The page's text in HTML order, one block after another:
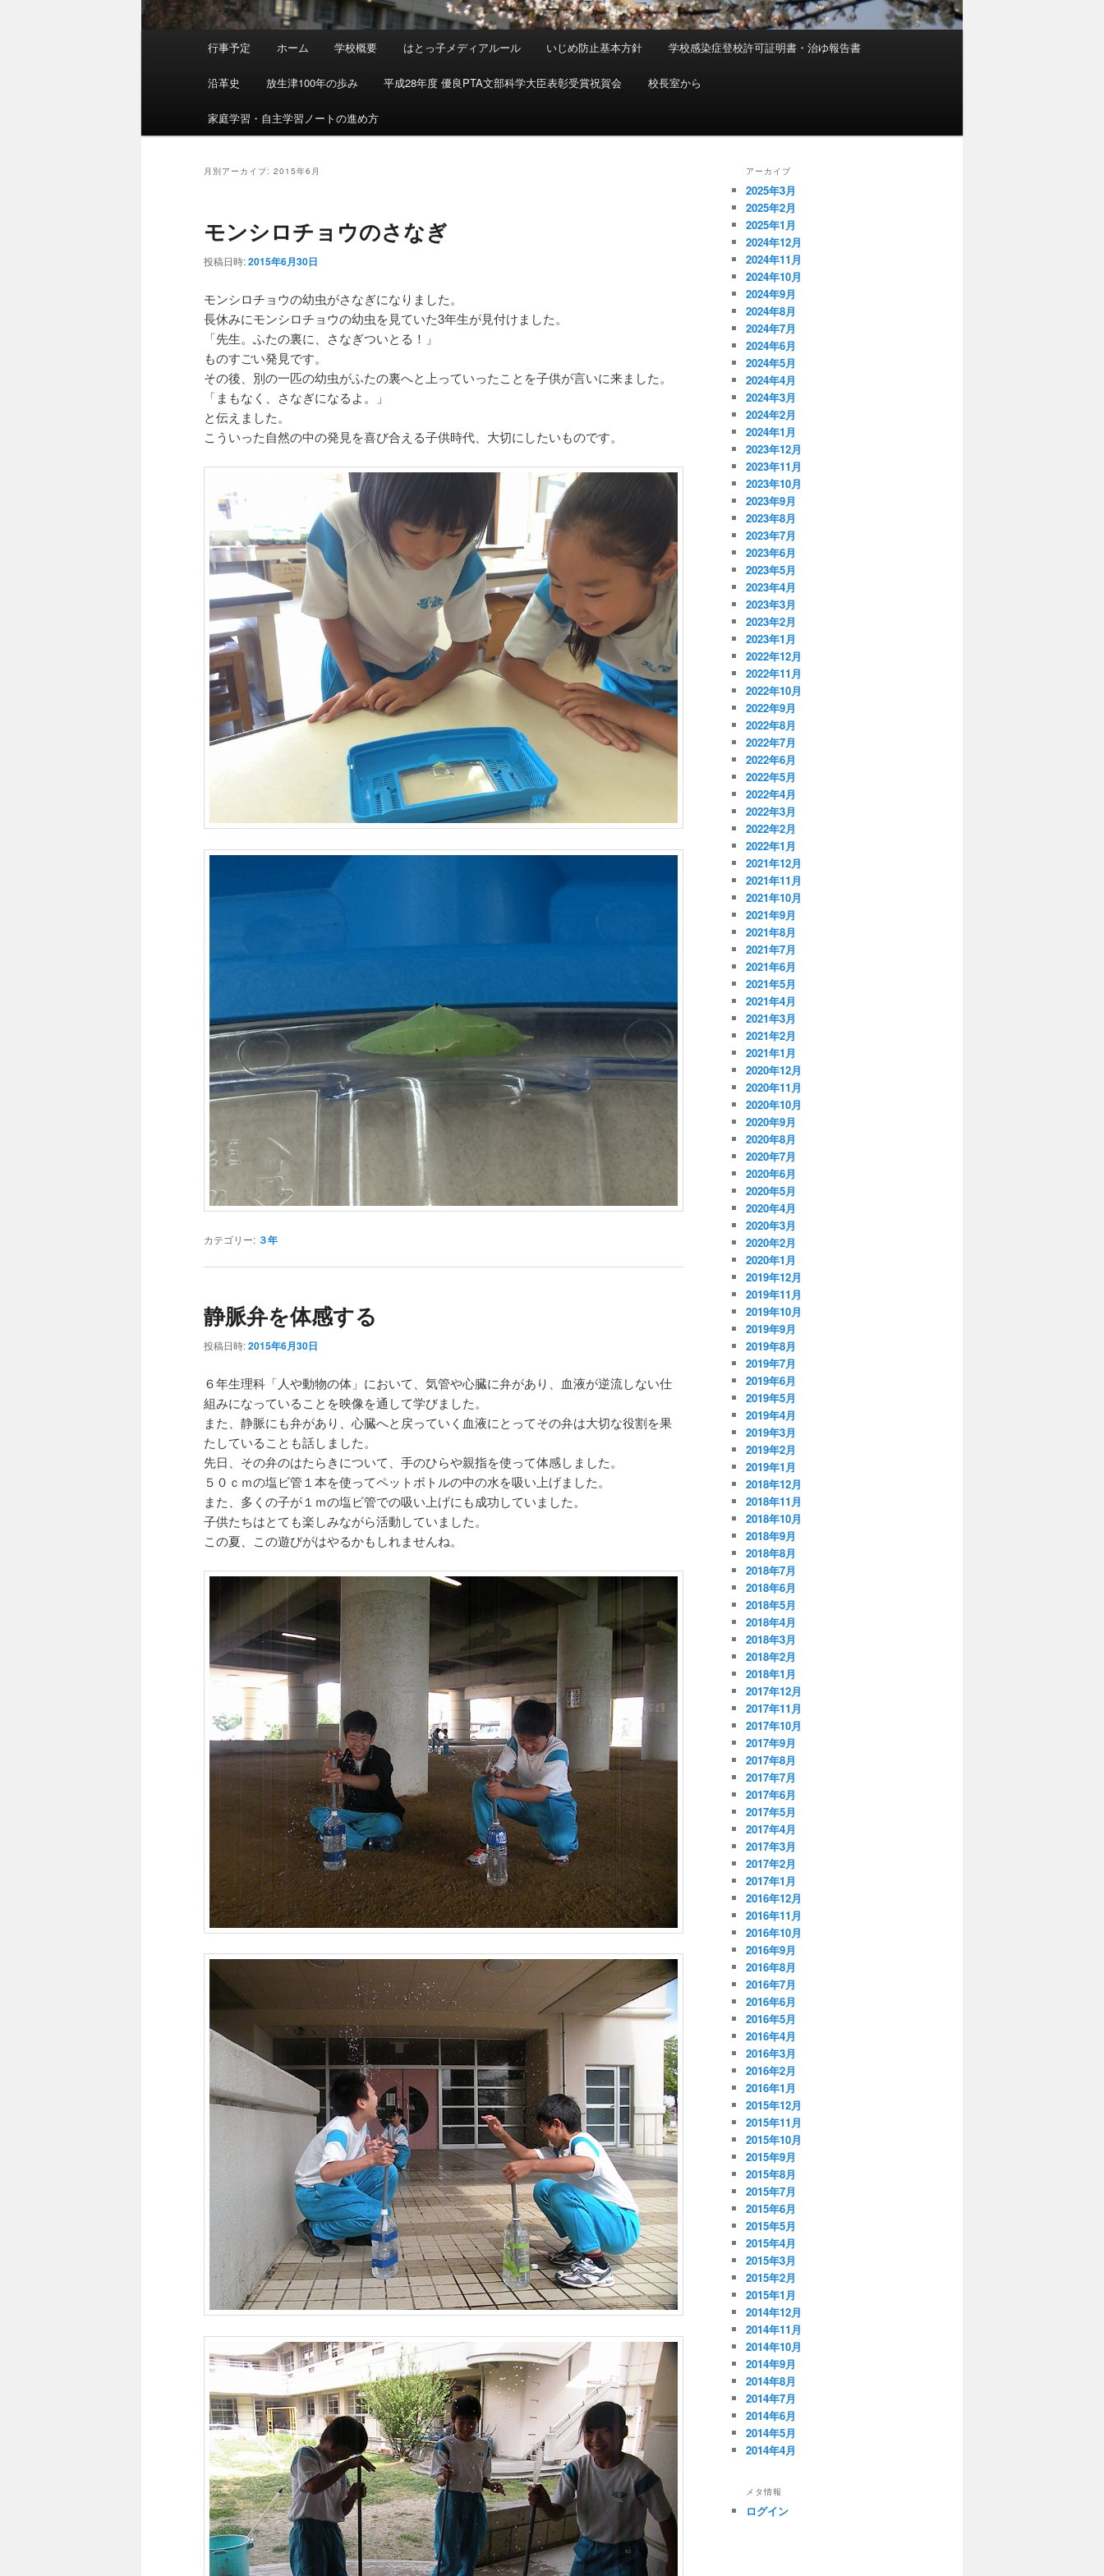
ュ
行事予定 ホーム 学校概要 はとっ子メディアルール いじめ防止基本方針 学校感染症登校許可証明書・治ゆ報告書
沿革史 放生津100年の歩み 平成28年度 優良PTA文部科学大臣表彰受賞祝賀会 校長室から
家庭学習・自主学習ノートの進め方
月別アーカイブ: 2015年6月
モンシロチョウのさなぎ
投稿日時:2015年6月30日
モンシロチョウの幼虫がさなぎになりました。
長休みにモンシロチョウの幼虫を見ていた3年生が見付けました。
「先生。ふたの裏に、さなぎついとる！」
ものすごい発見です。
その後、別の一匹の幼虫がふたの裏へと上っていったことを子供が言いに来ました。
「まもなく、さなぎになるよ。」
と伝えました。
こういった自然の中の発見を喜び合える子供時代、大切にしたいものです。
カテゴリー: ３年
静脈弁を体感する
投稿日時:2015年6月30日
６年生理科「人や動物の体」において、気管や心臓に弁があり、血液が逆流しない仕
組みになっていることを映像を通して学びました。
また、静脈にも弁があり、心臓へと戻っていく血液にとってその弁は大切な役割を果
たしていることも話しました。
先日、その弁のはたらきについて、手のひらや親指を使って体感しました。
５０ｃｍの塩ビ管１本を使ってペットボトルの中の水を吸い上げました。
また、多くの子が１ｍの塩ビ管での吸い上げにも成功していました。
子供たちはとても楽しみながら活動していました。
この夏、この遊びがはやるかもしれませんね。
アーカイブ
2025年3月
2025年2月
2025年1月
2024年12月
2024年11月
2024年10月
2024年9月
2024年8月
2024年7月
2024年6月
2024年5月
2024年4月
2024年3月
2024年2月
2024年1月
2023年12月
2023年11月
2023年10月
2023年9月
2023年8月
2023年7月
2023年6月
2023年5月
2023年4月
2023年3月
2023年2月
2023年1月
2022年12月
2022年11月
2022年10月
2022年9月
2022年8月
2022年7月
2022年6月
2022年5月
2022年4月
2022年3月
2022年2月
2022年1月
2021年12月
2021年11月
2021年10月
2021年9月
2021年8月
2021年7月
2021年6月
2021年5月
2021年4月
2021年3月
2021年2月
2021年1月
2020年12月
2020年11月
2020年10月
2020年9月
2020年8月
2020年7月
2020年6月
2020年5月
2020年4月
2020年3月
2020年2月
2020年1月
2019年12月
2019年11月
2019年10月
2019年9月
2019年8月
2019年7月
2019年6月
2019年5月
2019年4月
2019年3月
2019年2月
2019年1月
2018年12月
2018年11月
2018年10月
2018年9月
2018年8月
2018年7月
2018年6月
2018年5月
2018年4月
2018年3月
2018年2月
2018年1月
2017年12月
2017年11月
2017年10月
2017年9月
2017年8月
2017年7月
2017年6月
2017年5月
2017年4月
2017年3月
2017年2月
2017年1月
2016年12月
2016年11月
2016年10月
2016年9月
2016年8月
2016年7月
2016年6月
2016年5月
2016年4月
2016年3月
2016年2月
2016年1月
2015年12月
2015年11月
2015年10月
2015年9月
2015年8月
2015年7月
2015年6月
2015年5月
2015年4月
2015年3月
2015年2月
2015年1月
2014年12月
2014年11月
2014年10月
2014年9月
2014年8月
2014年7月
2014年6月
2014年5月
2014年4月
メタ情報
ログイン